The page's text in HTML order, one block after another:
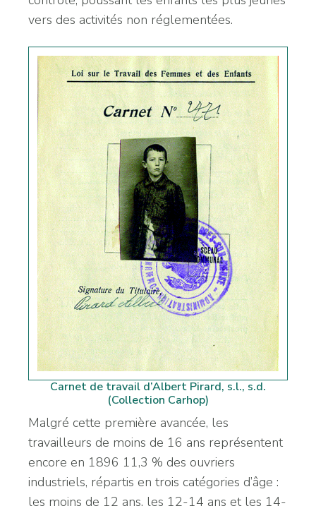
vers des activités non réglementées.
Carnet de travail d’Albert Pirard, s.l., s.d.
(Collection Carhop)
Malgré cette première avancée, les
travailleurs de moins de 16 ans représentent
encore en 1896 11,3 % des ouvriers
industriels, répartis en trois catégories d’âge :
les moins de 12 ans, les 12-14 ans et les 14-